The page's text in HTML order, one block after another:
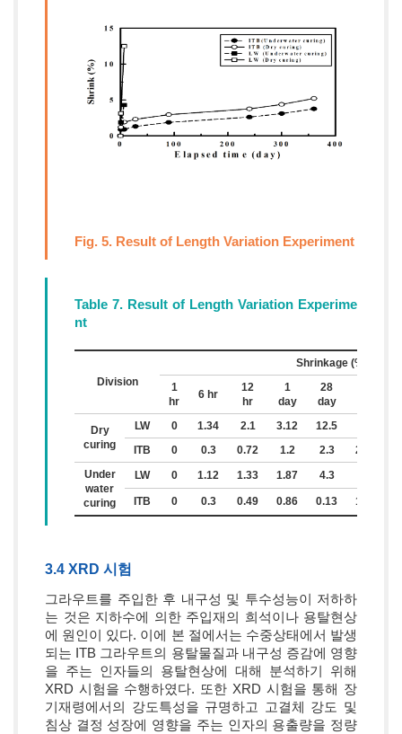
Fig. 5. Result of Length Variation Experiment
Table 7. Result of Length Variation Experime
nt
Division
Shrinkage (%)
1
hr
6 hr
12
hr
1
day
28
day
Dry
curing
LW 0 1.34 2.1 3.12 12.5
ITB
0 0.3 0.72 1.2 2.3 2.95
Under
water
curing
LW 0 1.12 1.33 1.87 4.3
ITB 0 0.3 0.49 0.86 0.13 1.87
3.4 XRD 시험
그라우트를 주입한 후 내구성 및 투수성능이 저하하
는 것은 지하수에 의한 주입재의 희석이나 용탈현상
에 원인이 있다. 이에 본 절에서는 수중상태에서 발생
되는 ITB 그라우트의 용탈물질과 내구성 증감에 영향
을 주는 인자들의 용탈현상에 대해 분석하기 위해
XRD 시험을 수행하였다. 또한 XRD 시험을 통해 장
기재령에서의 강도특성을 규명하고 고결체 강도 및
침상 결정 성장에 영향을 주는 인자의 용출량을 정량